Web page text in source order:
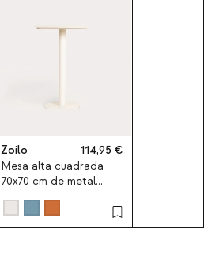
Zoilo
114,95
Mesa alta cuadrada
70x70 cm de metal
Zoilo